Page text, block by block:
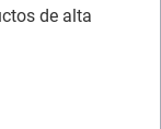
de alta